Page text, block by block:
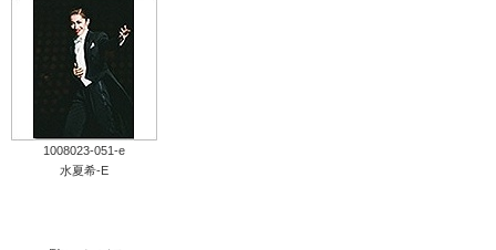
1008023-051-e
水夏希-E